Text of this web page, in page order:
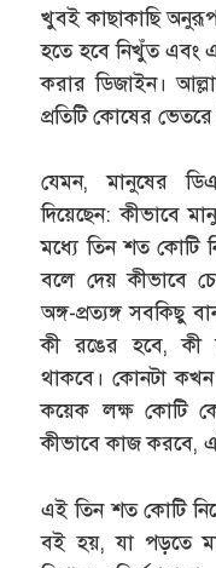
খুবই কাছাকাছি
হতে হবে নিখুঁত এবং
করার ডিজাইন।
প্রতিটি কোষের
যেমন, মানুষের
দিয়েছেন: কীভাবে
মধ্যে তিন শত কোটি
বলে দেয় কীভাবে
অঙ্গ-প্রত্যঙ্গ সবকিছু
কী রঙের হবে, কী
থাকবে। কোনটা কখন
কয়েক লক্ষ কোটি
কীভাবে কাজ করবে,
এই তিন শত কোটি
বই হয়, যা পড়তে